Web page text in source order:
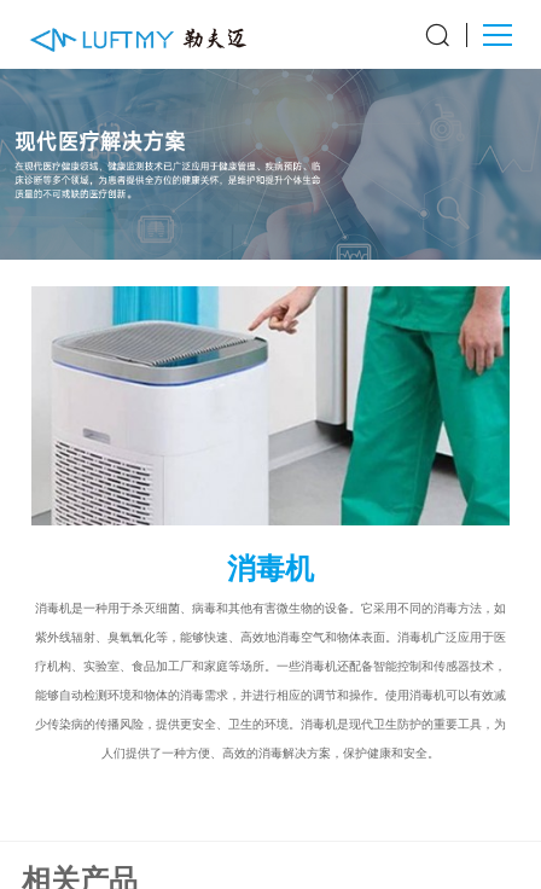
消毒机
消毒机是一种用于杀灭细菌、病毒和其他有害微生物的设备。它采用不同的消毒方法，如
紫外线辐射、臭氧氧化等，能够快速、高效地消毒空气和物体表面。消毒机广泛应用于医
疗机构、实验室、食品加工厂和家庭等场所。一些消毒机还配备智能控制和传感器技术，
能够自动检测环境和物体的消毒需求，并进行相应的调节和操作。使用消毒机可以有效减
少传染病的传播风险，提供更安全、卫生的环境。消毒机是现代卫生防护的重要工具，为
人们提供了一种方便、高效的消毒解决方案，保护健康和安全。
相关产品